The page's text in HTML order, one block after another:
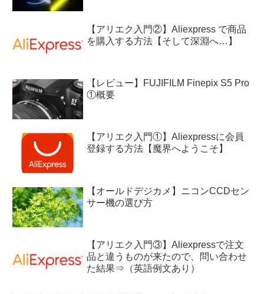
【アリエク入門②】Aliexpress で商品
を購入する方法【そして深淵へ…】
【レビュー】FUJIFILM Finepix S5 Pro
①概要
【アリエク入門①】Aliexpressに会員
登録する方法【魔界へようこそ】
【オールドデジカメ】ニコンCCDセン
サー機の選び方
【アリエク入門③】Aliexpressで注文
品と違うものが来たので、問い合わせ
た結果⇒（英語例文あり）